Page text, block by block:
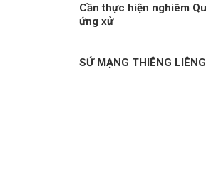
TẢNG BẢO ĐẢM QUYỀN
NGƯỜI
Cần thực hiện nghiêm
ứng xử
SỨ MẠNG THIÊNG LIÊNG